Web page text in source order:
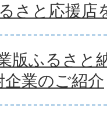
るさと応援
版ふるさと
業のご紹介